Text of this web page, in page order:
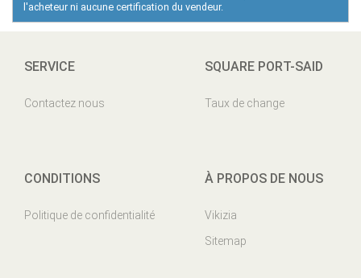
l'acheteur ni aucune certification du vendeur.
SERVICE
Contactez nous
SQUARE PORT-SAID
Taux de change
CONDITIONS
Politique de confidentialité
À PROPOS DE NOUS
Vikizia
Sitemap